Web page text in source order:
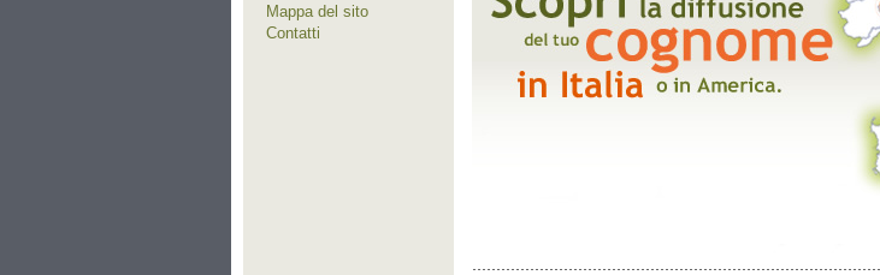
Mappa del sito
Contatti